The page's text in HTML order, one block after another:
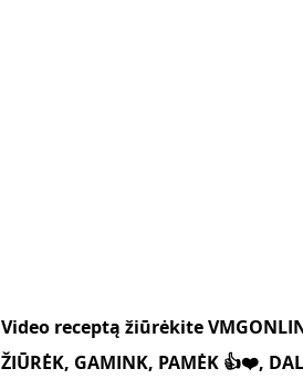
Video receptą žiūrėkite
ŽIŪRĖK, GAMINK, PAMĖK 👍❤️,